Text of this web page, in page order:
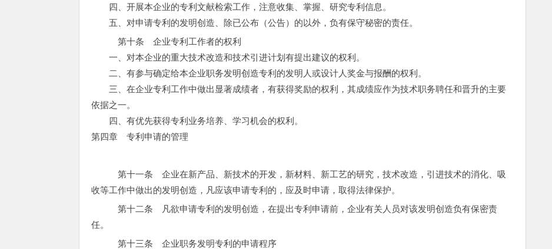
四、开展本企业的专利文献检索工作，注意收集、掌握、研究专利信息。
五、对申请专利的发明创造、除已公布（公告）的以外，负有保守秘密的责任。
第十条 企业专利工作者的权利
一、对本企业的重大技术改造和技术引进计划有提出建议的权利。
二、有参与确定给本企业职务发明创造专利的发明人或设计人奖金与报酬的权利。
三、在企业专利工作中做出显著成绩者，有获得奖励的权利，其成绩应作为技术职务聘任和晋升的主要
依据之一。
四、有优先获得专利业务培养、学习机会的权利。
第四章 专利申请的管理
第十一条 企业在新产品、新技术的开发，新材料、新工艺的研究，技术改造，引进技术的消化、吸
收等工作中做出的发明创造，凡应该申请专利的，应及时申请，取得法律保护。
第十二条 凡欲申请专利的发明创造，在提出专利申请前，企业有关人员对该发明创造负有保密责
任。
第十三条 企业职务发明专利的申请程序